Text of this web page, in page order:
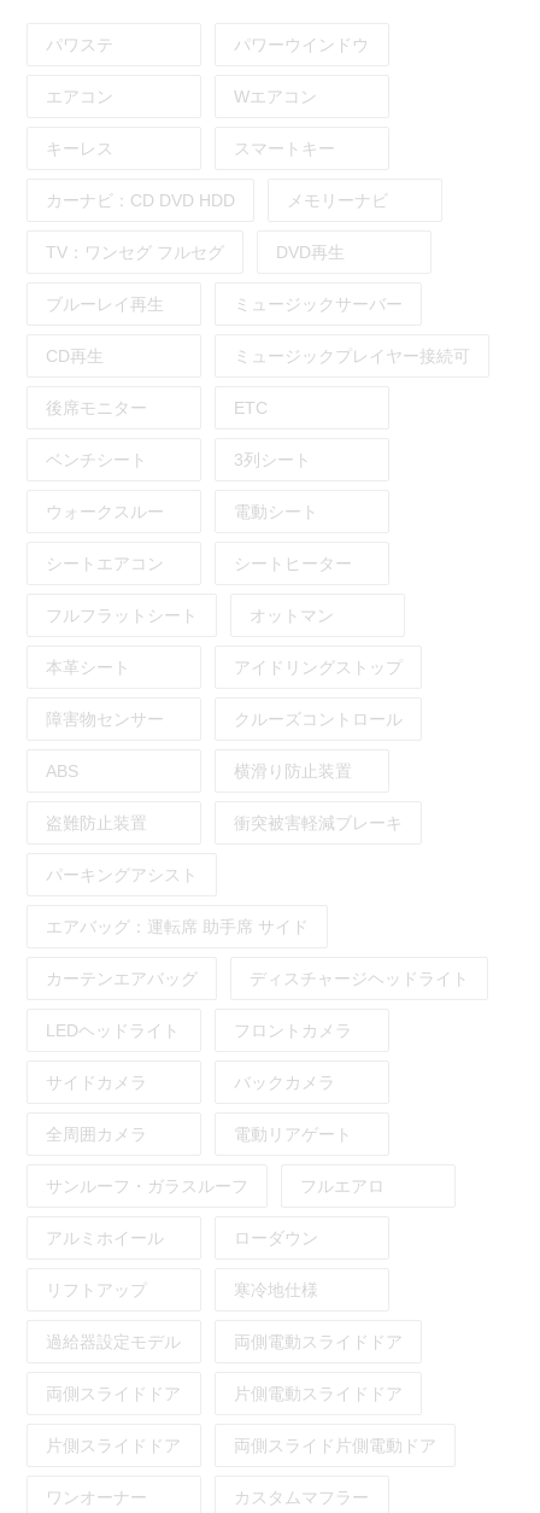
パワステ パワーウインドウ
エアコン Wエアコン
キーレス スマートキー
カーナビ： CD DVD HDD メモリーナビ
TV： ワンセグ フルセグ DVD再生
ブルーレイ再生 ミュージックサーバー
CD再生 ミュージックプレイヤー接続可
後席モニター ETC
ベンチシート 3列シート
ウォークスルー 電動シート
シートエアコン シートヒーター
フルフラットシート オットマン
本革シート アイドリングストップ
障害物センサー クルーズコントロール
ABS 横滑り防止装置
盗難防止装置 衝突被害軽減ブレーキ
パーキングアシスト
エアバッグ： 運転席 助手席 サイド
カーテンエアバッグ ディスチャージヘッドライト
LEDヘッドライト フロントカメラ
サイドカメラ バックカメラ
全周囲カメラ 電動リアゲート
サンルーフ・ガラスルーフ フルエアロ
アルミホイール ローダウン
リフトアップ 寒冷地仕様
過給器設定モデル 両側電動スライドドア
両側スライドドア 片側電動スライドドア
片側スライドドア 両側スライド片側電動ドア
ワンオーナー カスタムマフラー